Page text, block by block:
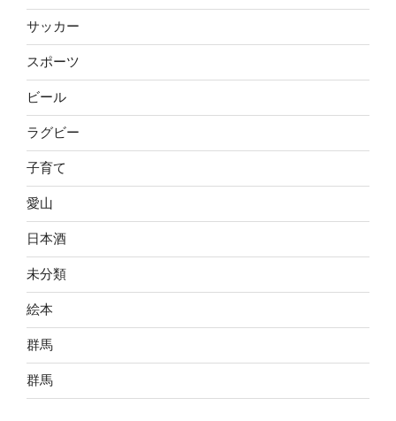
サッカー
スポーツ
ビール
ラグビー
子育て
愛山
日本酒
未分類
絵本
群馬
群馬